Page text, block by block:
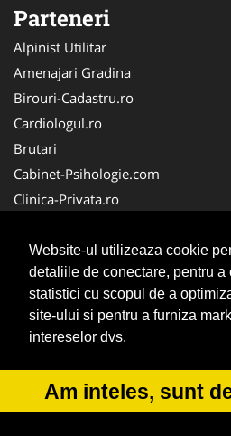
Website-ul utilizeaza cookie
detaliile de conectare, pentru a
statistici cu scopul de a
site-ului si pentru a furniza
intereselor dvs.
Am inteles, sunt
Parteneri
Alpinist Utilitar
Amenajari Gradina
Birouri-Cadastru.ro
Cardiologul.ro
Brutari
Cabinet-Psihologie.com
Clinica-Privata.ro
Cabinet-Individual.ro
CentruInchirieri.ro
Echipamente Romania
MedicAcupunctura.ro
© 2014-2026 Powered by
ANPC SOL